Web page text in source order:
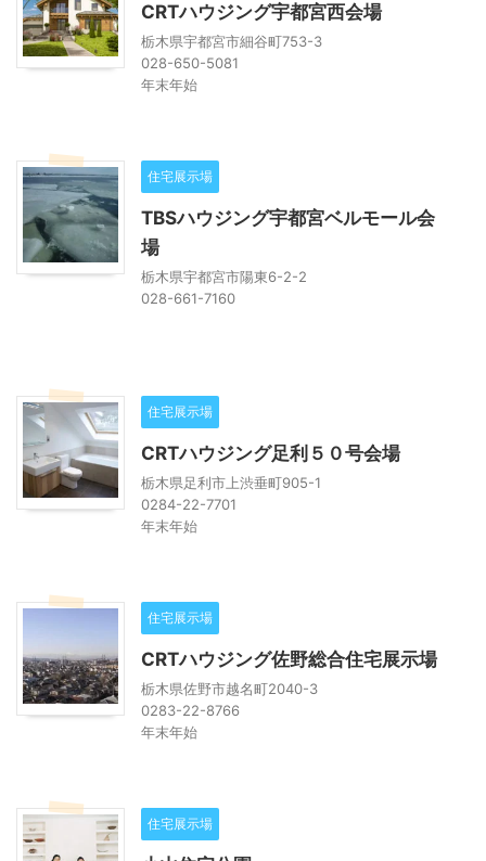
CRTハウジング宇都宮西会場
栃木県宇都宮市細谷町753-3
028-650-5081
年末年始
住宅展示場
TBSハウジング宇都宮ベルモール会
場
栃木県宇都宮市陽東6-2-2
028-661-7160
住宅展示場
CRTハウジング足利５０号会場
栃木県足利市上渋垂町905-1
0284-22-7701
年末年始
住宅展示場
CRTハウジング佐野総合住宅展示場
栃木県佐野市越名町2040-3
0283-22-8766
年末年始
住宅展示場